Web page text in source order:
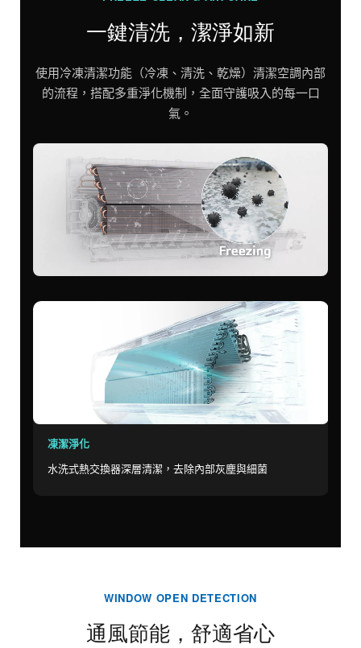
一鍵清洗，潔淨如新
使用冷凍清潔功能（冷凍、清洗、乾燥）清潔空調內部
的流程，搭配多重淨化機制，全面守護吸入的每一口
氣。
凍潔淨化
水洗式熱交換器深層清潔，去除內部灰塵與細菌
WINDOW OPEN DETECTION
通風節能，舒適省心